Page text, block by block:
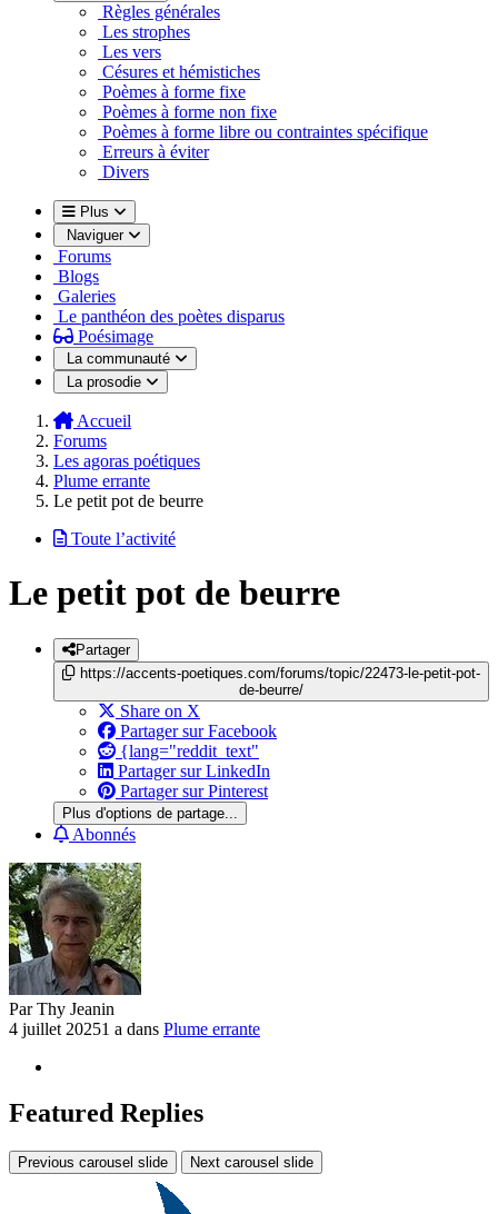
Règles générales
Les strophes
Les vers
Césures et hémistiches
Poèmes à forme fixe
Poèmes à forme non fixe
Poèmes à forme libre ou contraintes spécifique
Erreurs à éviter
Divers
Plus
Naviguer
Forums
Blogs
Galeries
Le panthéon des poètes disparus
Poésimage
La communauté
La prosodie
Accueil
Forums
Les agoras poétiques
Plume errante
Le petit pot de beurre
Toute l’activité
Le petit pot de beurre
Partager
https://accents-poetiques.com/forums/topic/22473-le-petit-pot-
de-beurre/
Share on X
Partager sur Facebook
{lang="reddit_text"
Partager sur LinkedIn
Partager sur Pinterest
Plus d'options de partage...
Abonnés
ParThy Jeanin
4 juillet 20251 a dans Plume errante
Featured Replies
Previous carousel slide Next carousel slide